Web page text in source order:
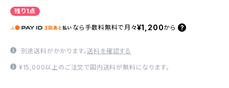
残り1点
なら 手数料無料で 月々¥1,200から
別途送料がかかります。送料を確認する
¥15,000以上のご注文で国内送料が無料になります。